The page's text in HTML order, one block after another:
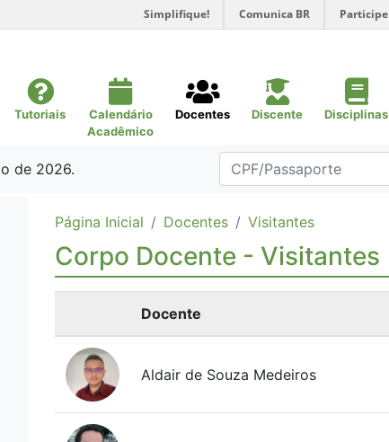
Simplifique! Comunica BR Participe
Tutoriais
Calendário
Acadêmico
Docentes Discente Disciplinas
de 2026.
Página Inicial Docentes Visitantes
Corpo Docente - Visitantes
Docente
Aldair de Souza Medeiros